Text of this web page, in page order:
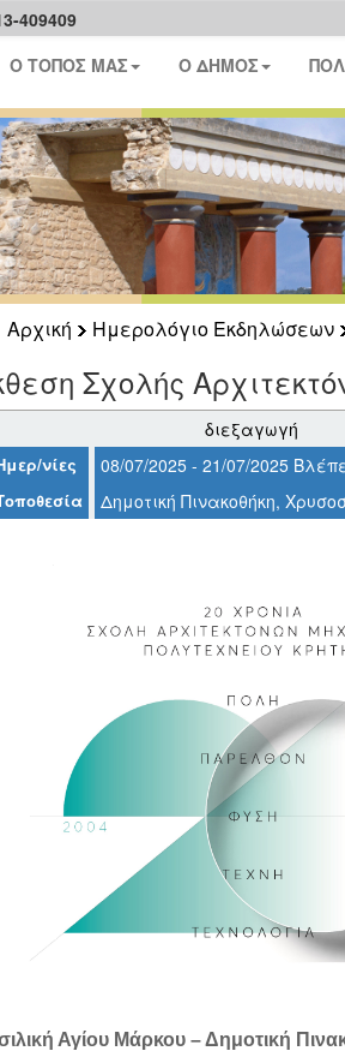
409409
Ο ΤΟΠΟΣ ΜΑΣ Ο ΔΗΜΟΣ
Αρχική Ημερολόγιο Εκδηλώσεων
Σχολής
διεξαγωγή
νίες 08/07/2025 - 21/07/2025
Δημοτική Πινακοθήκη,
Αγίου Μάρκου – Δημοτική